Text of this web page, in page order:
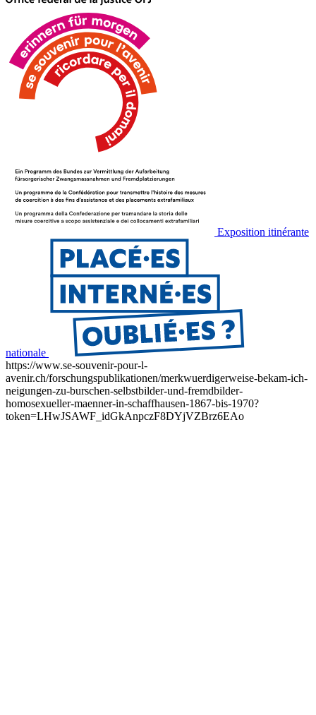
Exposition itinérante
nationale
https://www.se-souvenir-pour-l-
avenir.ch/forschungspublikationen/merkwuerdigerweise-bekam-ich-
neigungen-zu-burschen-selbstbilder-und-fremdbilder-
homosexueller-maenner-in-schaffhausen-1867-bis-1970?
token=LHwJSAWF_idGkAnpczF8DYjVZBrz6EAo